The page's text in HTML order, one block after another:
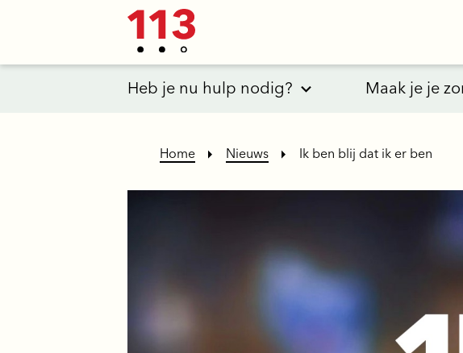
Heb je nu hulp nodig? Maak je je
Home Nieuws Ik ben blij dat ik er ben